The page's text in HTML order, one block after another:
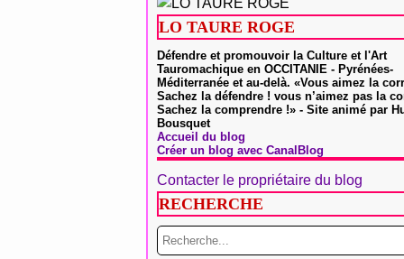
LO TAURE ROGE
Défendre et promouvoir la Culture et l'Art
Tauromachique en OCCITANIE - Pyrénées-
Méditerranée et au-delà. «Vous aimez la
Sachez la défendre ! vous n’aimez pas la
Sachez la comprendre !» - Site animé par
Bousquet
Accueil du blog
Créer un blog avec CanalBlog
Contacter le propriétaire du blog
RECHERCHE